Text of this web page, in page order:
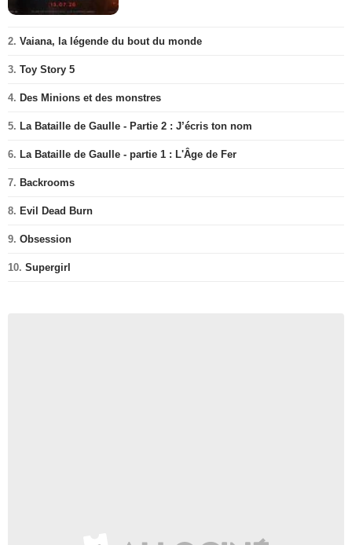
2. Vaiana, la légende du bout du monde
3. Toy Story 5
4. Des Minions et des monstres
5. La Bataille de Gaulle - Partie 2 : J’écris ton nom
6. La Bataille de Gaulle - partie 1 : L'Âge de Fer
7. Backrooms
8. Evil Dead Burn
9. Obsession
10. Supergirl